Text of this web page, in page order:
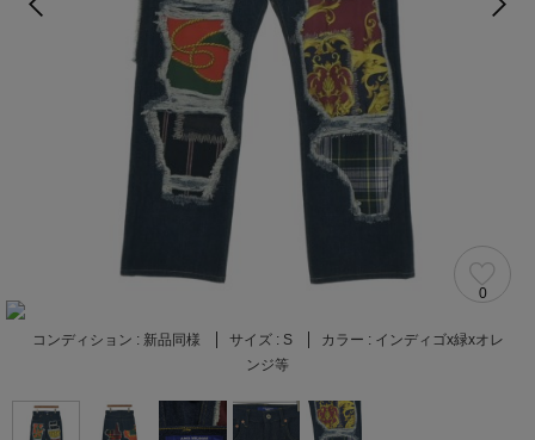
0
コンディション : 新品同様 サイズ : S カラー : インディゴx緑xオレ
ンジ等